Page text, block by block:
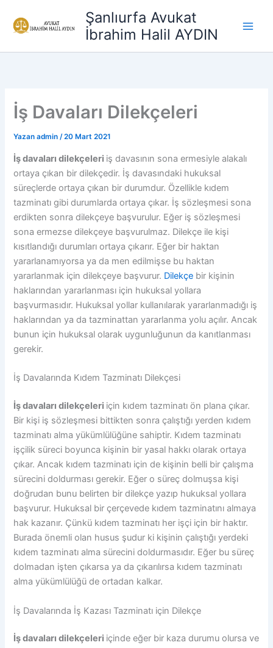
atla
Şanlıurfa Avukat
İbrahim Halil AYDIN
İş Davaları Dilekçeleri
Yazan admin/20 Mart 2021
İş davaları dilekçeleri iş davasının sona ermesiyle alakalı
ortaya çıkan bir dilekçedir. İş davasındaki hukuksal
süreçlerde ortaya çıkan bir durumdur. Özellikle kıdem
tazminatı gibi durumlarda ortaya çıkar. İş sözleşmesi sona
erdikten sonra dilekçeye başvurulur. Eğer iş sözleşmesi
sona ermezse dilekçeye başvurulmaz. Dilekçe ile kişi
kısıtlandığı durumları ortaya çıkarır. Eğer bir haktan
yararlanamıyorsa ya da men edilmişse bu haktan
yararlanmak için dilekçeye başvurur. Dilekçe bir kişinin
haklarından yararlanması için hukuksal yollara
başvurmasıdır. Hukuksal yollar kullanılarak yararlanmadığı iş
haklarından ya da tazminattan yararlanma yolu açılır. Ancak
bunun için hukuksal olarak uygunluğunun da kanıtlanması
gerekir.
İş Davalarında Kıdem Tazminatı Dilekçesi
İş davaları dilekçeleri için kıdem tazminatı ön plana çıkar.
Bir kişi iş sözleşmesi bittikten sonra çalıştığı yerden kıdem
tazminatı alma yükümlülüğüne sahiptir. Kıdem tazminatı
işçilik süreci boyunca kişinin bir yasal hakkı olarak ortaya
çıkar. Ancak kıdem tazminatı için de kişinin belli bir çalışma
sürecini doldurması gerekir. Eğer o süreç dolmuşsa kişi
doğrudan bunu belirten bir dilekçe yazıp hukuksal yollara
başvurur. Hukuksal bir çerçevede kıdem tazminatını almaya
hak kazanır. Çünkü kıdem tazminatı her işçi için bir haktır.
Burada önemli olan husus şudur ki kişinin çalıştığı yerdeki
kıdem tazminatı alma sürecini doldurmasıdır. Eğer bu süreç
dolmadan işten çıkarsa ya da çıkarılırsa kıdem tazminatı
alma yükümlülüğü de ortadan kalkar.
İş Davalarında İş Kazası Tazminatı için Dilekçe
İş davaları dilekçeleri içinde eğer bir kaza durumu olursa ve